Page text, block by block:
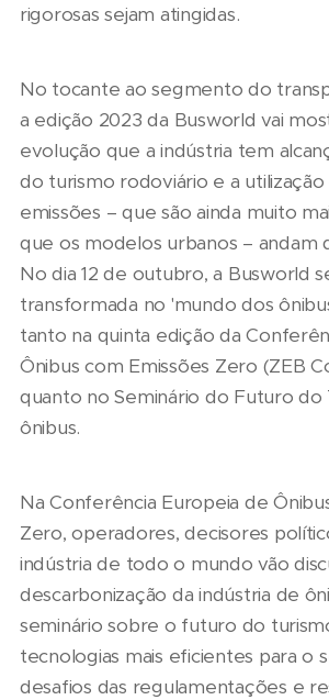
rigorosas sejam atingidas.
No tocante ao segmento do
a edição 2023 da Busworld vai
evolução que a indústria tem
do turismo rodoviário e a
emissões – que são ainda muito
que os modelos urbanos – andam
No dia 12 de outubro, a Busworld
transformada no 'mundo dos
tanto na quinta edição da
Ônibus com Emissões Zero (ZEB
quanto no Seminário do Futuro do
ônibus.
Na Conferência Europeia de
Zero, operadores, decisores
indústria de todo o mundo vão
descarbonização da indústria de
seminário sobre o futuro do
tecnologias mais eficientes para o
desafios das regulamentações e